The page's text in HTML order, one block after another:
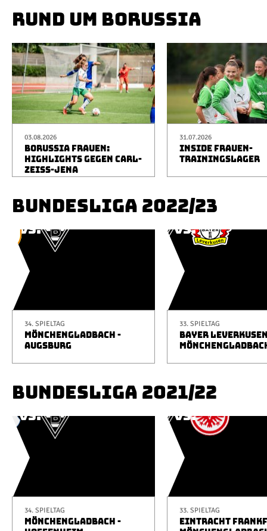
RUND UM BORUSSIA
03.08.2026
BORUSSIA FRAUEN:
HIGHLIGHTS GEGEN CARL-
ZEISS-JENA
31.07.2026
INSIDE FRAUEN-
TRAININGSLAGER
BUNDESLIGA 2022/23
34. SPIELTAG
MÖNCHENGLADBACH -
AUGSBURG
33. SPIELTAG
BAYER
BUNDESLIGA 2021/22
34. SPIELTAG
MÖNCHENGLADBACH -
33. SPIELTAG
EINTRACHT